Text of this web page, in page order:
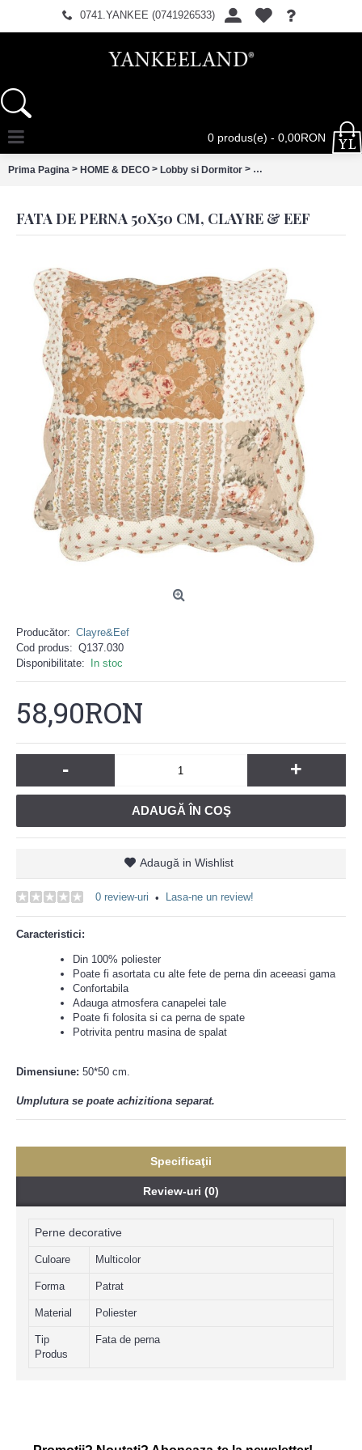
0741.YANKEE (0741926533)
0 produs(e) - 0,00RON
Prima Pagina > HOME & DECO > Lobby si Dormitor > Fata de perna 50x50
FATA DE PERNA 50X50 CM, CLAYRE & EEF
Producător: Clayre&Eef
Cod produs: Q137.030
Disponibilitate:
In stoc
58,90RON
- +
ADAUGĂ ÎN COŞ
Adaugă in Wishlist
0 review-uri • Lasa-ne un review!
Caracteristici:
Din 100% poliester
Poate fi asortata cu alte fete de perna din aceeasi gama
Confortabila
Adauga atmosfera canapelei tale
Poate fi folosita si ca perna de spate
Potrivita pentru masina de spalat
Dimensiune: 50*50 cm.
Umplutura se poate achizitiona separat.
Specificaţii
Review-uri (0)
Perne decorative
Culoare Multicolor
Forma Patrat
Material Poliester
Tip
Produs
Fata de perna